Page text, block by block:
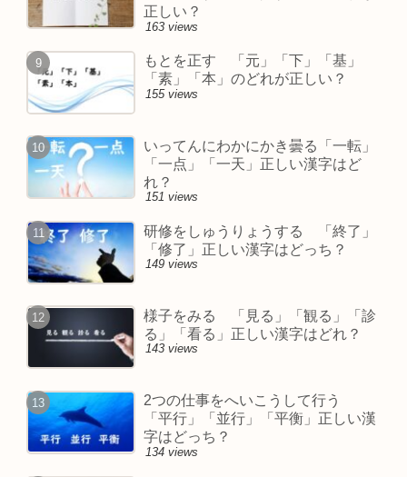
正しい？
163 views
もとを正す 「元」「下」「基」
「素」「本」のどれが正しい？
155 views
いってんにわかにかき曇る「一転」
「一点」「一天」正しい漢字はど
れ？
151 views
研修をしゅうりょうする 「終了」
「修了」正しい漢字はどっち？
149 views
様子をみる 「見る」「観る」「診
る」「看る」正しい漢字はどれ？
143 views
2つの仕事をへいこうして行う
「平行」「並行」「平衡」正しい漢
字はどっち？
134 views